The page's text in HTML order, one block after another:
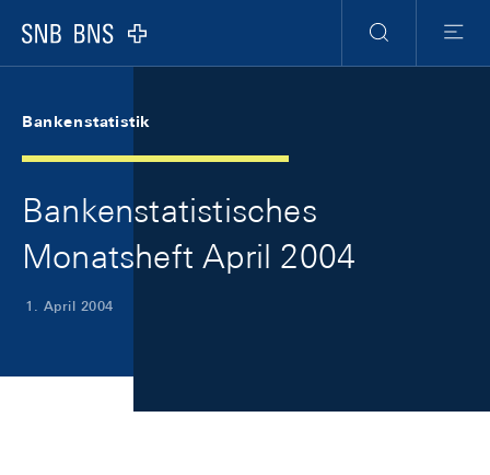
Logo
Suche
Menu
Bankenstatistik
Bankenstatistisches
Monatsheft April 2004
1. April 2004